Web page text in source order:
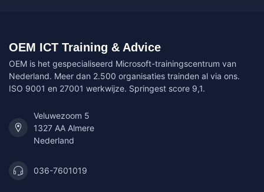
OEM ICT Training & Advice
OEM is het gespecialiseerd Microsoft-trainingscentrum van
Nederland. Meer dan 2.500 organisaties trainden al via ons.
ISO 9001 en 27001 werkwijze. Springest score 9,1.
Veluwezoom 5
1327 AA Almere
Nederland
036-7601019